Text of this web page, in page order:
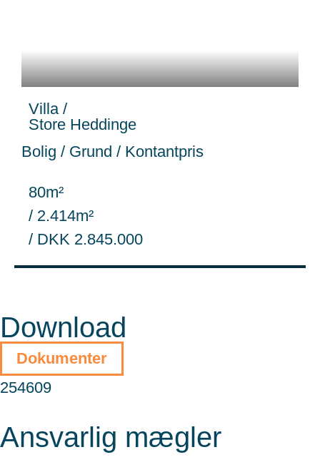
Villa /
Store Heddinge
Bolig / Grund / Kontantpris
80m²
/ 2.414m²
/ DKK 2.845.000
Download
Dokumenter
254609
Ansvarlig mægler